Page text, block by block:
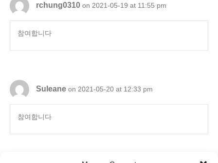
rchung0310 on 2021-05-19 at 11:55 pm
참여합니다
Suleane on 2021-05-20 at 12:33 pm
참여합니다